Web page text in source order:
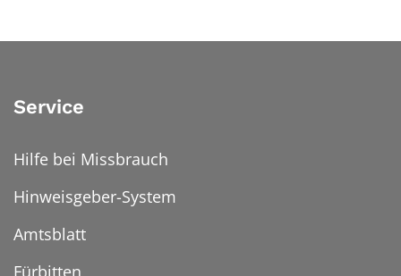
Service
Hilfe bei Missbrauch
Hinweisgeber-System
Amtsblatt
Fürbitten